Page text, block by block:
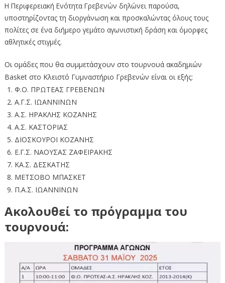
Η Περιφερειακή Ενότητα Γρεβενών δηλώνει παρούσα,
υποστηρίζοντας τη διοργάνωση και προσκαλώντας όλους τους
πολίτες σε ένα διήμερο γεμάτο αγωνιστική δράση και όμορφες
αθλητικές στιγμές.
Οι ομάδες που θα συμμετάσχουν στο τουρνουά ακαδημιών
Basket στο Κλειστό Γυμναστήριο Γρεβενών είναι οι εξής:
Φ.Ο. ΠΡΩΤΕΑΣ ΓΡΕΒΕΝΩΝ
Α.Γ.Σ. ΙΩΑΝΝΙΝΩΝ
Α.Σ. ΗΡΑΚΛΗΣ ΚΟΖΑΝΗΣ
Α.Σ. ΚΑΣΤΟΡΙΑΣ
ΔΙΟΣΚΟΥΡΟΙ ΚΟΖΑΝΗΣ
Ε.Γ.Σ. ΝΑΟΥΣΑΣ ΖΑΦΕΙΡΑΚΗΣ
ΚΑ.Σ. ΔΕΣΚΑΤΗΣ
ΜΕΤΣΟΒΟ ΜΠΑΣΚΕΤ
Π.Α.Σ. ΙΩΑΝΝΙΝΩΝ
Ακολουθεί το πρόγραμμα του
τουρνουά: